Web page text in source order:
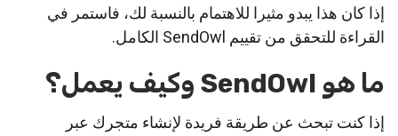
إذا كان هذا يبدو مثيرا للاهتمام بالنسبة لك، فاستمر في
القراءة للتحقق من تقييم SendOwl الكامل.
ما هو SendOwl وكيف يعمل؟
إذا كنت تبحث عن طريقة فريدة لإنشاء متجرك عبر